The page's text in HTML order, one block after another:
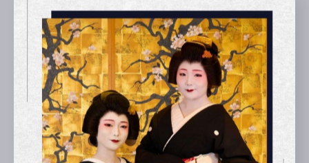
料亭発祥の背景と和食文化の影響
料亭の発祥には、和食文化の発展が大きく影響していま
す。江戸時代になると、都市部での社交や接待の場とし
て料亭が登場し、格式高い日本料理を提供する場として
広まりました。特に京都や大阪などの都市では、料理人